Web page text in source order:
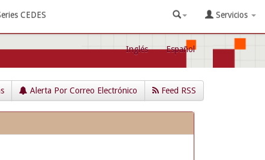
CEDES Servicios
Inglés Español
Alerta Por Correo Electrónico Feed RSS